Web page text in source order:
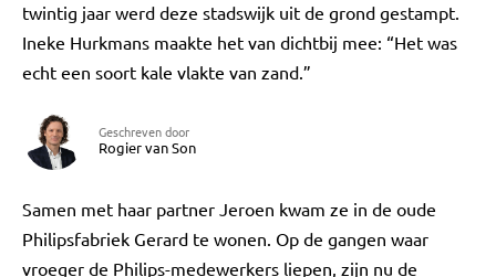
twintig jaar werd deze stadswijk uit de grond gestampt.
Ineke Hurkmans maakte het van dichtbij mee: “Het was
echt een soort kale vlakte van zand.”
Geschreven door
Rogier van Son
Samen met haar partner Jeroen kwam ze in de oude
Philipsfabriek Gerard te wonen. Op de gangen waar
vroeger de Philips-medewerkers liepen, zijn nu de